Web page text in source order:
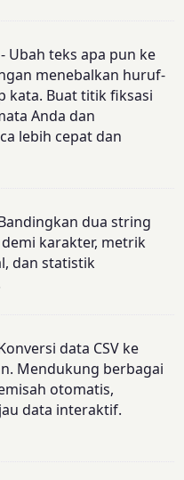
- Ubah teks apa pun ke
menebalkan huruf-
kata. Buat titik fiksasi
Anda dan
lebih cepat dan
dua string
karakter, metrik
dan statistik
data CSV ke
Mendukung berbagai
otomatis,
data interaktif.